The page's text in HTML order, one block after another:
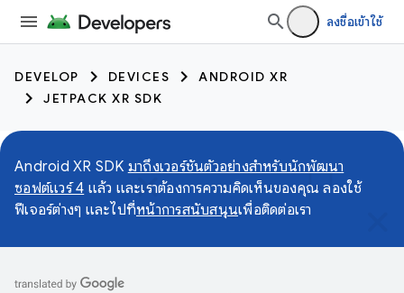
ลงชื่อเข้าใช้
DEVELOP DEVICES
ANDROID XR
JETPACK XR SDK
Android XR SDK มาถึงเวอร์ชันตัวอย่างสำหรับนักพัฒนา
ซอฟต์แวร์ 4 แล้ว และเราต้องการความคิดเห็นของคุณ ลองใช้
ฟีเจอร์ต่างๆ และไปที่หน้าการสนับสนุนเพื่อติดต่อเรา